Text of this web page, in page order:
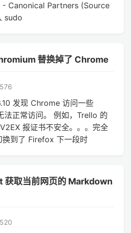
Canonical Partners (Source
sudo
替换掉了 Chrome
发现 Chrome 访问一些
法正常访问。 例如，Trello 的
报证书不安全。。。完全
换到了 Firefox 下一段时
获取当前网页的 Markdown